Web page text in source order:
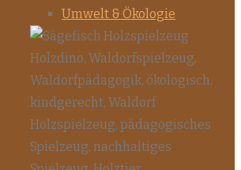
Umwelt & Ökologie